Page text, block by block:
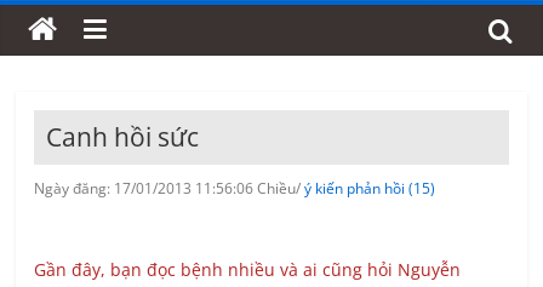
Canh hồi sức
Ngày đăng: 17/01/2013 11:56:06 Chiều/ý kiến phản hồi (15)
Gần đây, bạn đọc bệnh nhiều và ai cũng hỏi Nguyễn